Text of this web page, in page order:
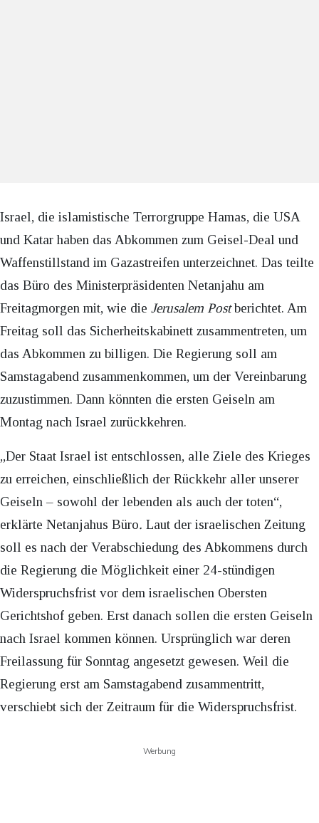
Israel, die islamistische Terrorgruppe Hamas, die USA
und Katar haben das Abkommen zum Geisel-Deal und
Waffenstillstand im Gazastreifen unterzeichnet. Das teilte
das Büro des Ministerpräsidenten Netanjahu am
Freitagmorgen mit, wie die Jerusalem Postberichtet. Am
Freitag soll das Sicherheitskabinett zusammentreten, um
das Abkommen zu billigen. Die Regierung soll am
Samstagabend zusammenkommen, um der Vereinbarung
zuzustimmen. Dann könnten die ersten Geiseln am
Montag nach Israel zurückkehren.
„Der Staat Israel ist entschlossen, alle Ziele des Krieges
zu erreichen, einschließlich der Rückkehr aller unserer
Geiseln – sowohl der lebenden als auch der toten“,
erklärte Netanjahus Büro. Laut der israelischen Zeitung
soll es nach der Verabschiedung des Abkommens durch
die Regierung die Möglichkeit einer 24-stündigen
Widerspruchsfrist vor dem israelischen Obersten
Gerichtshof geben. Erst danach sollen die ersten Geiseln
nach Israel kommen können. Ursprünglich war deren
Freilassung für Sonntag angesetzt gewesen. Weil die
Regierung erst am Samstagabend zusammentritt,
verschiebt sich der Zeitraum für die Widerspruchsfrist.
Werbung